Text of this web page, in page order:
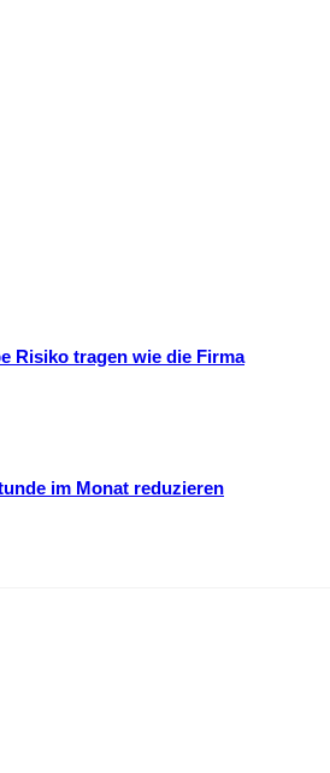
Risiko tragen wie die Firma
im Monat reduzieren